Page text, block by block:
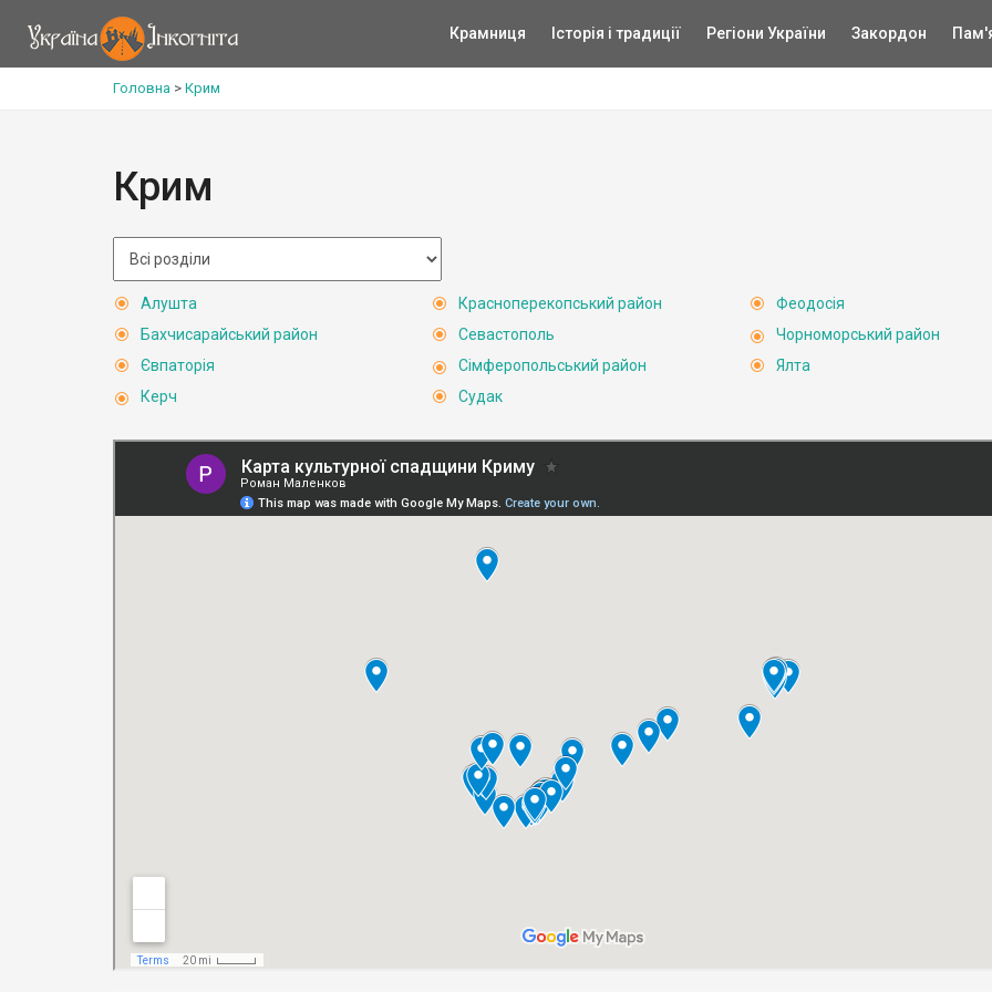
Крамниця Історія і традиції Регіони України Закордон
Головна > Крим
Крим
Алушта
Бахчисарайський район
Євпаторія
Керч
Красноперекопський район
Севастополь
Сімферопольський район
Судак
Феодосія
Чорноморський район
Ялта